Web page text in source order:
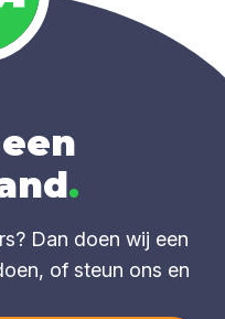
.
Dan doen wij een
of steun ons en